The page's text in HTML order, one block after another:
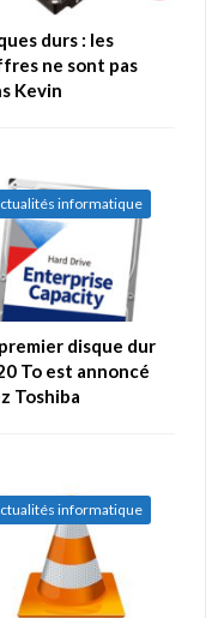
durs : les
ne sont pas
Kevin
informatique
disque dur
To est annoncé
Toshiba
informatique